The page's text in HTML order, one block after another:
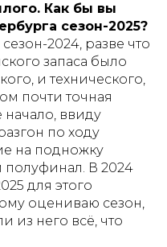
Как бы вы
сезон-2025?
2024, разве что
запаса было
и технического,
почти точная
начало, ввиду
по ходу
на подножку
В 2024
для этого
оцениваю сезон,
из него всё, что